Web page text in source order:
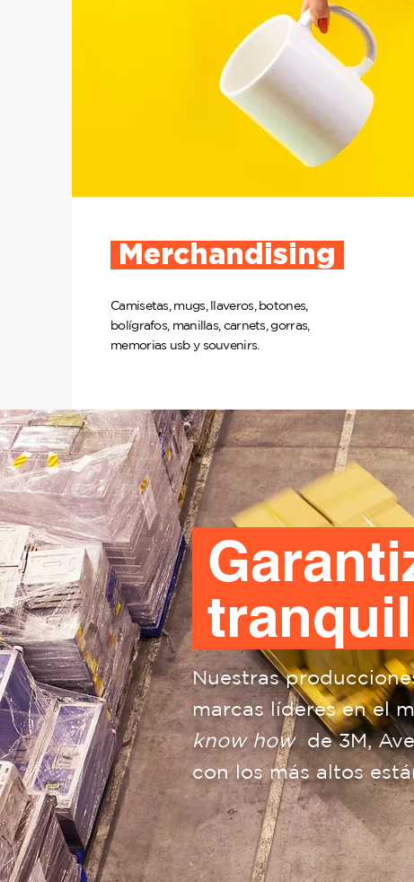
Merchandising
Camisetas, mugs, llaveros, botones,
bolígrafos, manillas, carnets, gorras,
memorias usb y souvenirs.
Nuestras
marcas líderes en el
know howde 3M,
con los más altos